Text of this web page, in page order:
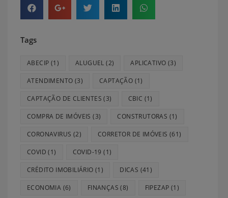
Tags
ABECIP (1) ALUGUEL (2) APLICATIVO (3)
ATENDIMENTO (3) CAPTAÇÃO (1)
CAPTAÇÃO DE CLIENTES (3) CBIC (1)
COMPRA DE IMÓVEIS (3) CONSTRUTORAS (1)
CORONAVIRUS (2) CORRETOR DE IMÓVEIS (61)
COVID (1) COVID-19 (1)
CRÉDITO IMOBILIÁRIO (1) DICAS (41)
ECONOMIA (6) FINANÇAS (8) FIPEZAP (1)